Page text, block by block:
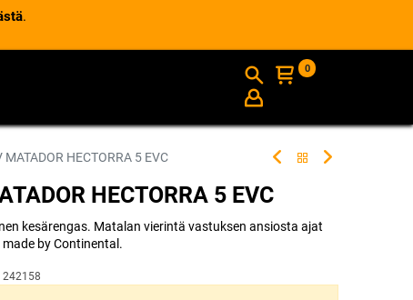
.
INFO
0
HECTORRA 5 EVC
HECTORRA 5 EVC
kesärengas. Matalan vierintä vastuksen ansiosta ajat
by Continental.
242158